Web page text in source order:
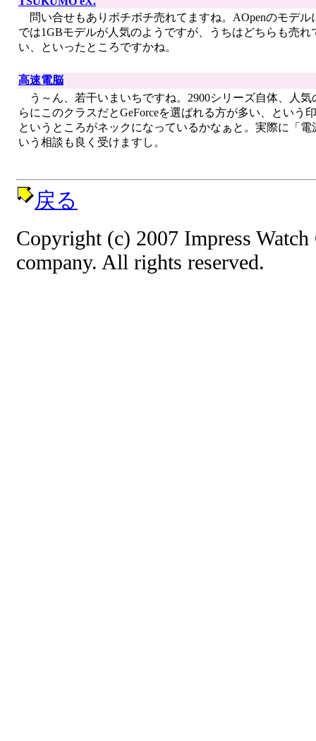
問い合せもありボチボチ売れてますね。AOpenのモデ
では1GBモデルが人気のようですが、うちはどちらも売
い、といったところですかね。
高速電脳
う～ん、若干いまいちですね。2900シリーズ自体、人
らにこのクラスだとGeForceを選ばれる方が多い、とい
というところがネックになっているかなぁと。実際に「
いう相談も良く受けますし。
戻る
Copyright (c) 2007 Impress
company. All rights reserved.